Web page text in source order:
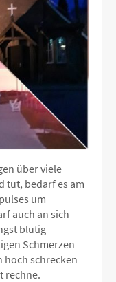
über viele
tut, bedarf es am
um
auch an sich
blutig
Schmerzen
hoch schrecken
rechne.